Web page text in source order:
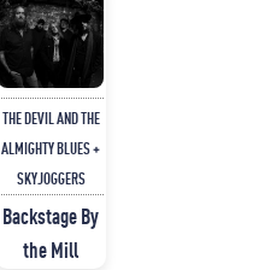
THE DEVIL AND THE
ALMIGHTY BLUES +
SKYJOGGERS
Backstage By
the Mill